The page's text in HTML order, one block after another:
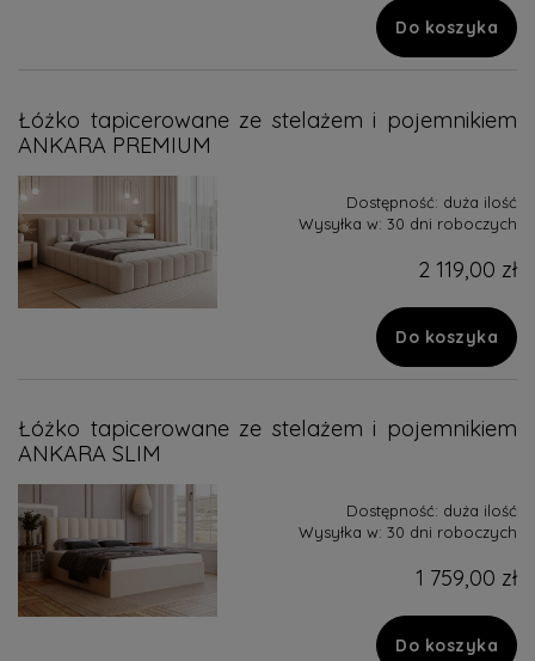
Do koszyka
Łóżko tapicerowane ze stelażem i pojemnikiem
ANKARA PREMIUM
Dostępność: duża ilość
Wysyłka w: 30 dni roboczych
2 119,00 zł
Do koszyka
Łóżko tapicerowane ze stelażem i pojemnikiem
ANKARA SLIM
Dostępność: duża ilość
Wysyłka w: 30 dni roboczych
1 759,00 zł
Do koszyka